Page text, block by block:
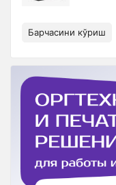
Барчасини кўриш